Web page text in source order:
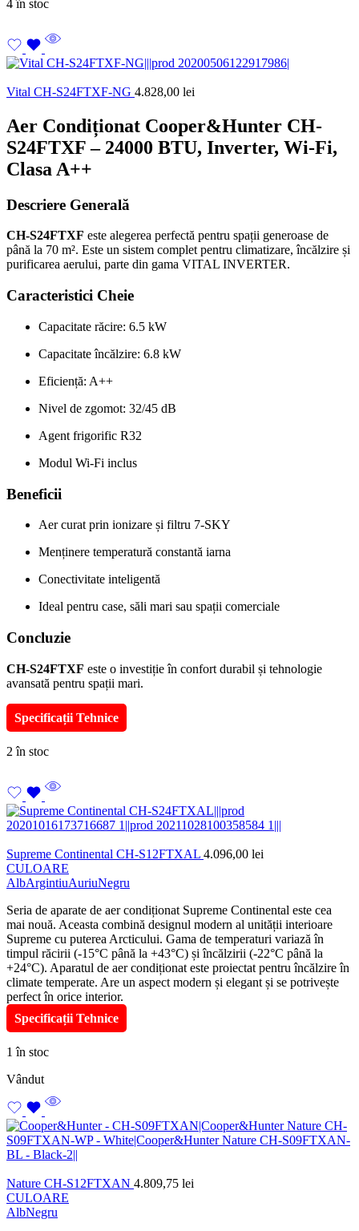
4 în stoc
Vital CH-S24FTXF-NG 4.828,00 lei
Aer Condiționat Cooper&Hunter CH-
S24FTXF – 24000 BTU, Inverter, Wi-Fi,
Clasa A++
Descriere Generală
CH-S24FTXF este alegerea perfectă pentru spații generoase de
până la 70 m². Este un sistem complet pentru climatizare, încălzire și
purificarea aerului, parte din gama VITAL INVERTER.
Caracteristici Cheie
Capacitate răcire: 6.5 kW
Capacitate încălzire: 6.8 kW
Eficiență: A++
Nivel de zgomot: 32/45 dB
Agent frigorific R32
Modul Wi-Fi inclus
Beneficii
Aer curat prin ionizare și filtru 7-SKY
Menținere temperatură constantă iarna
Conectivitate inteligentă
Ideal pentru case, săli mari sau spații comerciale
Concluzie
CH-S24FTXF este o investiție în confort durabil și tehnologie
avansată pentru spații mari.
Specificații Tehnice
2 în stoc
Supreme Continental CH-S12FTXAL 4.096,00 lei
CULOARE
AlbArgintiuAuriuNegru
Seria de aparate de aer condiționat Supreme Continental este cea
mai nouă. Aceasta combină designul modern al unității interioare
Supreme cu puterea Arcticului. Gama de temperaturi variază în
timpul răcirii (-15°C până la +43°C) și încălzirii (-22°C până la
+24°C). Aparatul de aer condiționat este proiectat pentru încălzire în
climate temperate. Are un aspect modern și elegant și se potrivește
perfect în orice interior.
Specificații Tehnice
1 în stoc
Vândut
Nature CH-S12FTXAN 4.809,75 lei
CULOARE
AlbNegru